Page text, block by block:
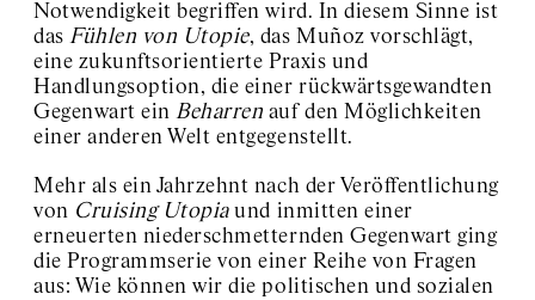
Notwendigkeit begriffen wird. In diesem Sinne ist
dasFühlen von Utopie, das Muñoz vorschlägt,
eine zukunftsorientierte Praxis und
Handlungsoption, die einer rückwärtsgewandten
Gegenwart einBeharren auf den Möglichkeiten
einer anderen Welt entgegenstellt.
Mehr als ein Jahrzehnt nach der Veröffentlichung
von Cruising Utopiaund inmitten einer
erneuerten niederschmetternden Gegenwartging
die Programmserie von einer Reihe von Fragen
aus: Wie können wir die politischen und sozialen